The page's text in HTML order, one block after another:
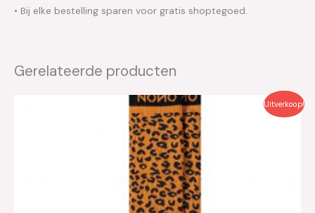
• Bij elke bestelling sparen voor gratis shoptegoed.
Gerelateerde producten
Uitverkoop!